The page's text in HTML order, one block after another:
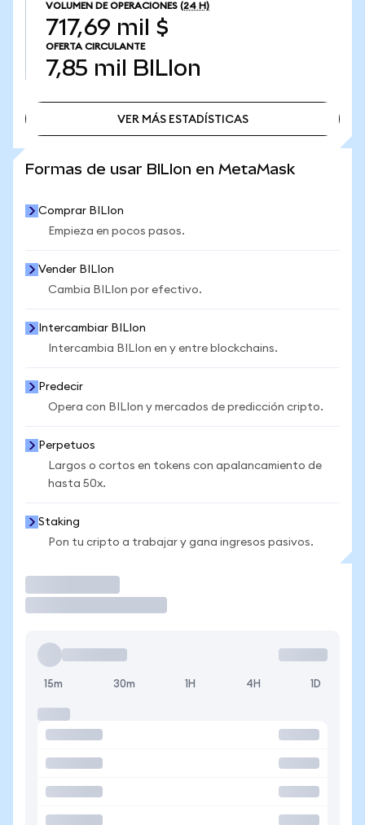
VOLUMEN DE OPERACIONES (24 H)
717,69 mil $
OFERTA CIRCULANTE
7,85 mil BILIon
VER MÁS ESTADÍSTICAS
Formas de usar BILIon en MetaMask
Comprar BILIon
Empieza en pocos pasos.
Vender BILIon
Cambia BILIon por efectivo.
Intercambiar BILIon
Intercambia BILIon en y entre blockchains.
Predecir
Opera con BILIon y mercados de predicción cripto.
Perpetuos
Largos o cortos en tokens con apalancamiento de
hasta 50x.
Staking
Pon tu cripto a trabajar y gana ingresos pasivos.
15m 30m 1H 4H 1D